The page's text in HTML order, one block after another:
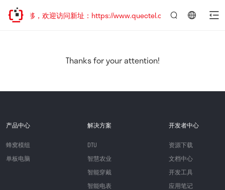
址已迁移，欢迎访问新址：https://www.quectel.com.cn
Thanks for your attention!
产品中心
蜂窝模组
单板电脑
解决方案
DTU
智慧农业
智能穿戴
智能电表
开发者中心
资源下载
文档中心
开发工具
应用笔记